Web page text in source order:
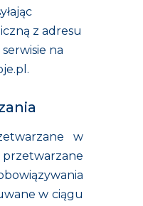
z adresu
na
.
w
w ciągu